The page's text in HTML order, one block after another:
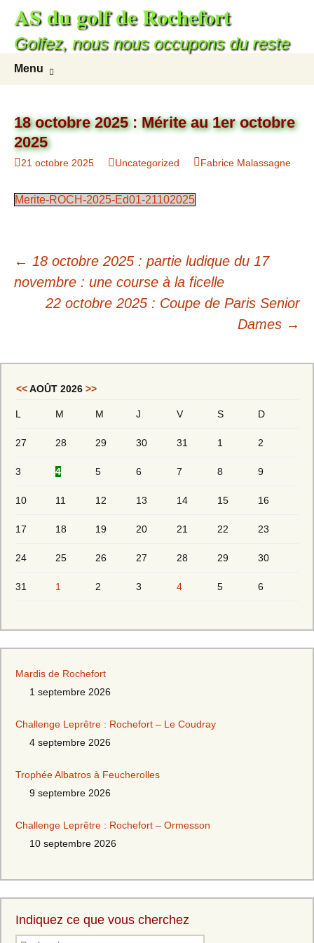
AS du golf de Rochefort
Golfez, nous nous occupons du reste
Menu
18 octobre 2025 : Mérite au 1er octobre
2025
21 octobre 2025 Uncategorized Fabrice Malassagne
Merite-ROCH-2025-Ed01-21102025
← 18 octobre 2025 : partie ludique du 17
novembre : une course à la ficelle
22 octobre 2025 : Coupe de Paris Senior
Dames →
<<AOÛT 2026 >>
L M M J V S D
27 28 29 30 31 1 2
3 4 5 6 7 8 9
10 11 12 13 14 15 16
17 18 19 20 21 22 23
24 25 26 27 28 29 30
31 1 2 3 4 5 6
Mardis de Rochefort
1 septembre 2026
Challenge Leprêtre : Rochefort – Le Coudray
4 septembre 2026
Trophée Albatros à Feucherolles
9 septembre 2026
Challenge Leprêtre : Rochefort – Ormesson
10 septembre 2026
Indiquez ce que vous cherchez